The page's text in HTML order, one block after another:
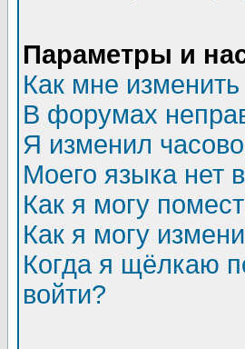
Параметры и
Как мне
В форумах
Я изменил
Моего языка нет
Как я могу
Как я могу
Когда я щёлкаю
войти?